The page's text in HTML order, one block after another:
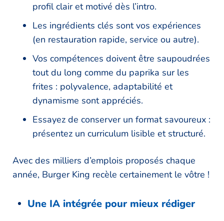
profil clair et motivé dès l’intro.
Les ingrédients clés sont vos expériences
(en restauration rapide, service ou autre).
Vos compétences doivent être saupoudrées
tout du long comme du paprika sur les
frites : polyvalence, adaptabilité et
dynamisme sont appréciés.
Essayez de conserver un format savoureux :
présentez un curriculum lisible et structuré.
Avec des milliers d’emplois proposés chaque
année, Burger King recèle certainement le vôtre !
Une IA intégrée pour mieux rédiger